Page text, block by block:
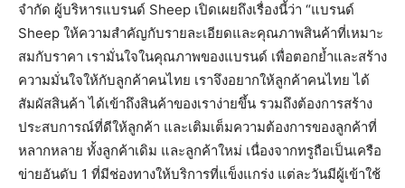
จำกัด ผู้บริหารแบรนด์ Sheep เปิดเผยถึงเรื่องนี้ว่า “แบรนด์
Sheep ให้ความสำคัญกับรายละเอียดและคุณภาพสินค้าที่เหมาะ
สมกับราคา เรามั่นใจในคุณภาพของแบรนด์ เพื่อตอกย้ำและสร้าง
ความมั่นใจให้กับลูกค้าคนไทย เราจึงอยากให้ลูกค้าคนไทย ได้
สัมผัสสินค้า ได้เข้าถึงสินค้าของเราง่ายขึ้น รวมถึงต้องการสร้าง
ประสบการณ์ที่ดีให้ลูกค้า และเติมเต็มความต้องการของลูกค้าที่
หลากหลาย ทั้งลูกค้าเดิม และลูกค้าใหม่ เนื่องจากทรูถือเป็นเครือ
ข่ายอันดับ 1 ที่มีช่องทางให้บริการที่แข็งแกร่ง แต่ละวันมีผู้เข้าใช้